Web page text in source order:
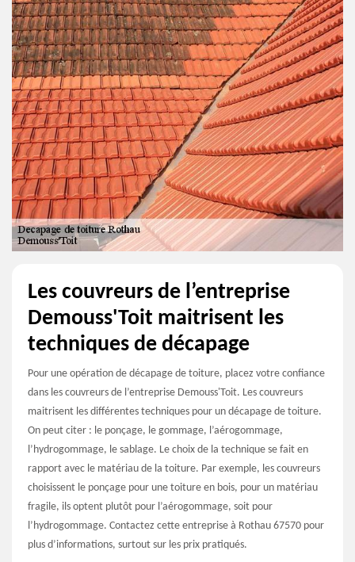
Les couvreurs de l’entreprise
Demouss'Toit maitrisent les
techniques de décapage
Pour une opération de décapage de toiture, placez votre confiance
dans les couvreurs de l’entreprise Demouss'Toit. Les couvreurs
maitrisent les différentes techniques pour un décapage de toiture.
On peut citer : le ponçage, le gommage, l’aérogommage,
l’hydrogommage, le sablage. Le choix de la technique se fait en
rapport avec le matériau de la toiture. Par exemple, les couvreurs
choisissent le ponçage pour une toiture en bois, pour un matériau
fragile, ils optent plutôt pour l’aérogommage, soit pour
l’hydrogommage. Contactez cette entreprise à Rothau 67570 pour
plus d’informations, surtout sur les prix pratiqués.